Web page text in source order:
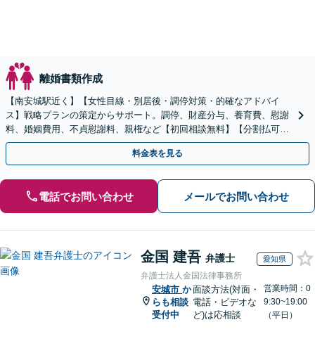
離婚書類作成
【南安城駅近く】【女性目線・別居後・調停対策・的確なアドバイ
ス】戦略プランの策定からサポート。調停、財産分与、養育費、慰謝
料、婚姻費用、不貞慰謝料、親権など【初回相談無料】【分割払可
能】
料金表を見る
電話でお問い合わせ メールでお問い合わせ
金国 建吾 弁護士 愛知県
弁護士法人金国法律事務所
安城市 か
らも相談
受付中
面談方法(対面・
電話・ビデオな
ど)は応相談
営業時間：0
9:30~19:00
（平日）